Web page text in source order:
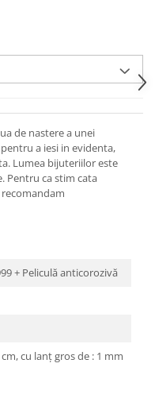
de nastere a unei
a iesi in evidenta,
Lumea bijuteriilor este
Pentru ca stim cata
+ Peliculă anticorozivă
cu lanț gros de : 1 mm